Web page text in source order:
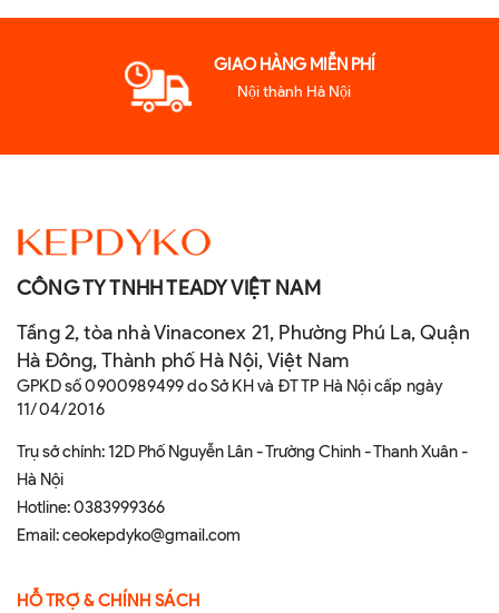
GIAO HÀNG MIỄN PHÍ
Nội thành Hà Nội
CÔNG TY TNHH TEADY VIỆT NAM
Tầng 2, tòa nhà Vinaconex 21, Phường Phú La, Quận
Hà Đông, Thành phố Hà Nội, Việt Nam
GPKD số 0900989499 do Sở KH và ĐT TP Hà Nội cấp ngày
11/04/2016
Trụ sở chính: 12D Phố Nguyễn Lân - Trường Chinh - Thanh Xuân -
Hà Nội
Hotline:0383999366
Email:ceokepdyko@gmail.com
HỖ TRỢ & CHÍNH SÁCH